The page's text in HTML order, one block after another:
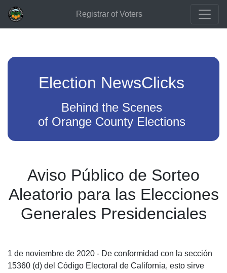
Registrar of Voters
Election NewsClicks
Behind the Scenes
of Orange County Elections
Aviso Público de Sorteo
Aleatorio para las Elecciones
Generales Presidenciales
1 de noviembre de 2020 - De conformidad con la sección
15360 (d) del Código Electoral de California, esto sirve